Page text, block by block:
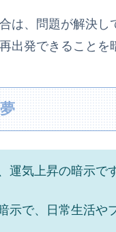
は、問題が解決
出発できることを
運気上昇の暗示です
示で、日常生活や